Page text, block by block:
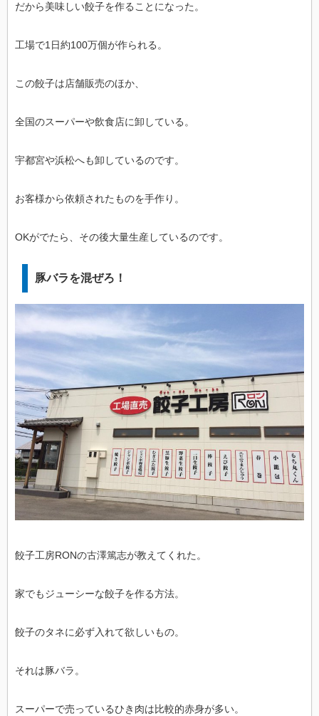
だから美味しい餃子を作ることになった。
工場で1日約100万個が作られる。
この餃子は店舗販売のほか、
全国のスーパーや飲食店に卸している。
宇都宮や浜松へも卸しているのです。
お客様から依頼されたものを手作り。
OKがでたら、その後大量生産しているのです。
豚バラを混ぜろ！
餃子工房RONの古澤篤志が教えてくれた。
家でもジューシーな餃子を作る方法。
餃子のタネに必ず入れて欲しいもの。
それは豚バラ。
スーパーで売っているひき肉は比較的赤身が多い。